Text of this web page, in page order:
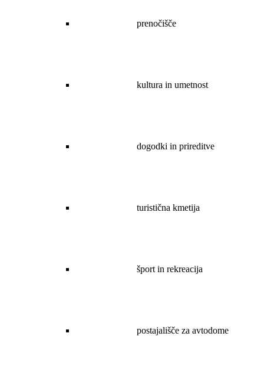
prenočišče
kultura in umetnost
dogodki in prireditve
turistična kmetija
šport in rekreacija
postajališče za avtodome